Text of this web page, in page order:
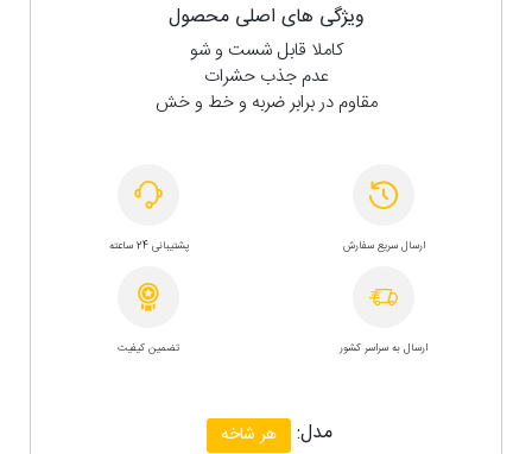
ویژگی های اصلی محصول
کاملا قابل شست و شو
عدم جذب حشرات
مقاوم در برابر ضربه و خط و خش
ارسال سریع سفارش پشتیبانی 24 ساعته
ارسال به سراسر کشور تضمین کیفیت
مدل: هر شاخه